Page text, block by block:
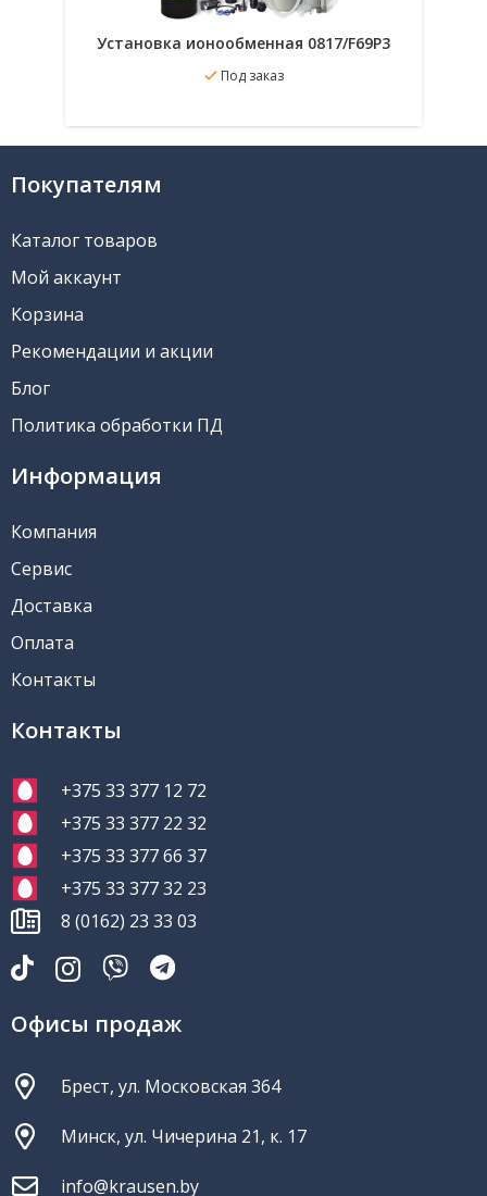
Установка ионообменная 0817/F69P3
Под заказ
В избранное Подробнее
Покупателям
Каталог товаров
Мой аккаунт
Корзина
Рекомендации и акции
Блог
Политика обработки ПД
Информация
Компания
Сервис
Доставка
Оплата
Контакты
Контакты
+375 33 377 12 72
+375 33 377 22 32
+375 33 377 66 37
+375 33 377 32 23
8 (0162) 23 33 03
Офисы продаж
Брест, ул. Московская 364
Минск, ул. Чичерина 21, к. 17
info@krausen.by